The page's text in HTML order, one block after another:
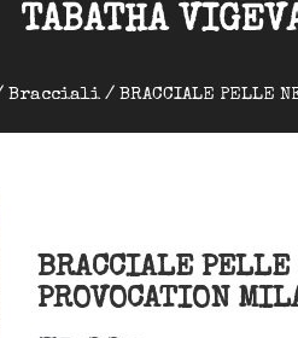
TABATHA
Bracciali/ BRACCIALE PELLE
BRACCIALE
PROVOCATION